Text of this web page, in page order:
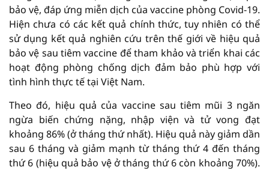
bảo vệ, đáp ứng miễn dịch của vaccine phòng Covid-19.
Hiện chưa có các kết quả chính thức, tuy nhiên có thể
sử dụng kết quả nghiên cứu trên thế giới về hiệu quả
bảo vệ sau tiêm vaccine để tham khảo và triển khai các
hoạt động phòng chống dịch đảm bảo phù hợp với
tình hình thực tế tại Việt Nam.
Theo đó, hiệu quả của vaccine sau tiêm mũi 3 ngăn
ngừa biến chứng nặng, nhập viện và tử vong đạt
khoảng 86% (ở tháng thứ nhất). Hiệu quả này giảm dần
sau 6 tháng và giảm mạnh từ tháng thứ 4 đến tháng
thứ 6 (hiệu quả bảo vệ ở tháng thứ 6 còn khoảng 70%).